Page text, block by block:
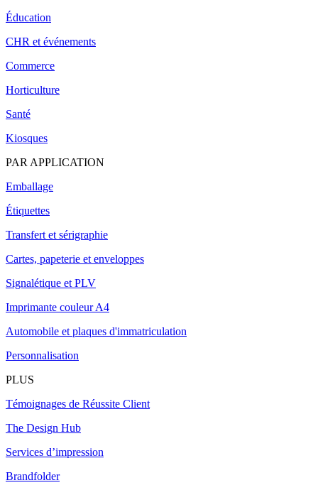
Éducation
CHR et événements
Commerce
Horticulture
Santé
Kiosques
PAR APPLICATION
Emballage
Étiquettes
Transfert et sérigraphie
Cartes, papeterie et enveloppes
Signalétique et PLV
Imprimante couleur A4
Automobile et plaques d'immatriculation
Personnalisation
PLUS
Témoignages de Réussite Client
The Design Hub
Services d’impression
Brandfolder